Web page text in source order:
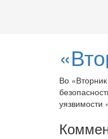
Во
уязвимости